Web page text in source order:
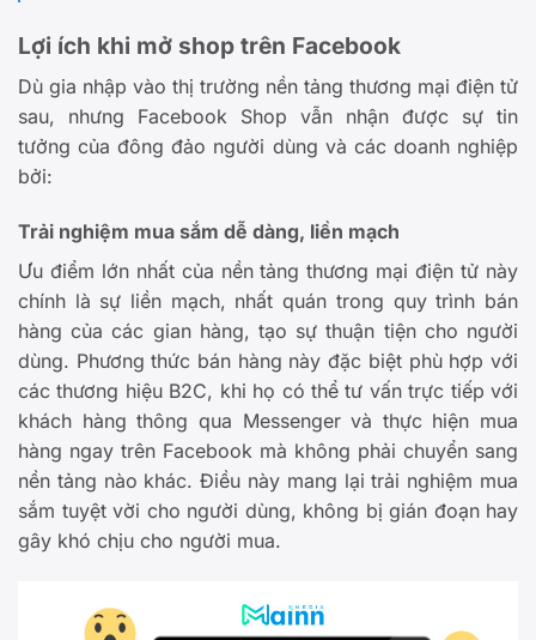
Lợi ích khi mở shop trên Facebook
Dù gia nhập vào thị trường nền tảng thương mại điện tử
sau, nhưng Facebook Shop vẫn nhận được sự tin
tưởng của đông đảo người dùng và các doanh nghiệp
bởi:
Trải nghiệm mua sắm dễ dàng, liền mạch
Ưu điểm lớn nhất của nền tảng thương mại điện tử này
chính là sự liền mạch, nhất quán trong quy trình bán
hàng của các gian hàng, tạo sự thuận tiện cho người
dùng. Phương thức bán hàng này đặc biệt phù hợp với
các thương hiệu B2C, khi họ có thể tư vấn trực tiếp với
khách hàng thông qua Messenger và thực hiện mua
hàng ngay trên Facebook mà không phải chuyển sang
nền tảng nào khác. Điều này mang lại trải nghiệm mua
sắm tuyệt vời cho người dùng, không bị gián đoạn hay
gây khó chịu cho người mua.